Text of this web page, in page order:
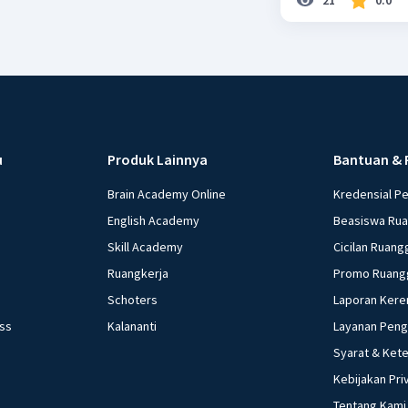
berbeda
Nanda R
Produk Lainnya
Brain Academy Online
English Academy
Skill Academy
Ruangkerja
Schoters
Kalananti
Bantuan &
Kredensial
Beasiswa
Cicilan
Promo
Laporan
Layanan
Syarat &
Kebijakan